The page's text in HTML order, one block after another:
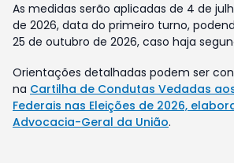
As medidas serão aplicadas de 4 de
de 2026, data do primeiro turno,
25 de outubro de 2026, caso haja
Orientações detalhadas podem ser
na Cartilha de Condutas Vedadas
Federais nas Eleições de 2026,
Advocacia-Geral da União.